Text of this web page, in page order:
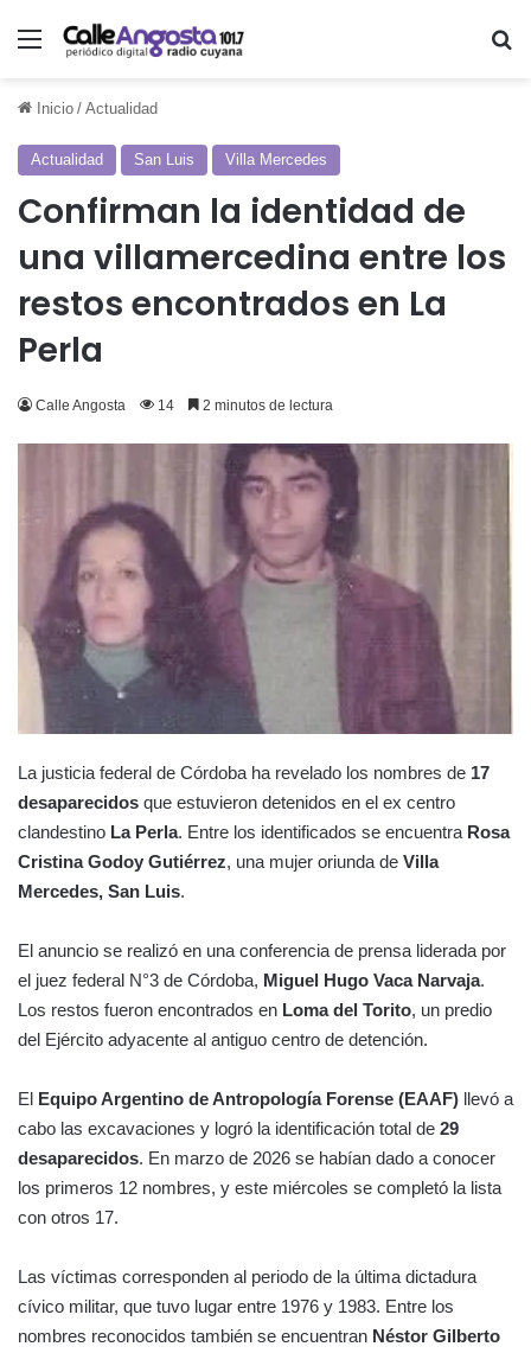
Menú
Inicio / Actualidad
Actualidad San Luis Villa Mercedes
Confirman la identidad de
una villamercedina entre los
restos encontrados en La
Perla
Calle Angosta 14 2 minutos de lectura
La justicia federal de Córdoba ha revelado los nombres de 17
desaparecidos que estuvieron detenidos en el ex centro
clandestino La Perla. Entre los identificados se encuentra Rosa
Cristina Godoy Gutiérrez, una mujer oriunda de Villa
Mercedes, San Luis.
El anuncio se realizó en una conferencia de prensa liderada por
el juez federal N°3 de Córdoba, Miguel Hugo Vaca Narvaja.
Los restos fueron encontrados en Loma del Torito, un predio
del Ejército adyacente al antiguo centro de detención.
El Equipo Argentino de Antropología Forense (EAAF) llevó a
cabo las excavaciones y logró la identificación total de 29
desaparecidos. En marzo de 2026 se habían dado a conocer
los primeros 12 nombres, y este miércoles se completó la lista
con otros 17.
Las víctimas corresponden al periodo de la última dictadura
cívico militar, que tuvo lugar entre 1976 y 1983. Entre los
nombres reconocidos también se encuentran Néstor Gilberto